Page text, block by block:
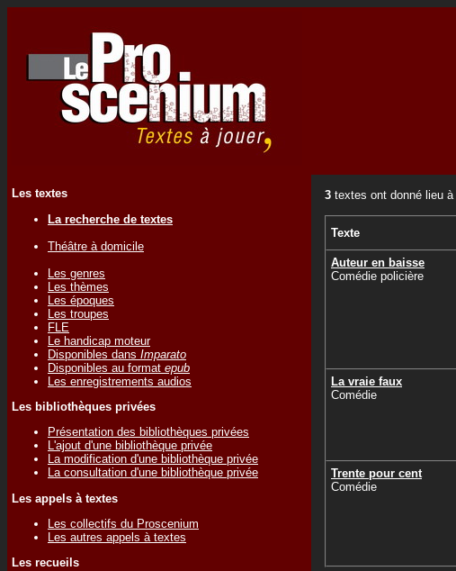
Les textes
La recherche de textes
Théâtre à domicile
Les genres
Les thèmes
Les époques
Les troupes
FLE
Le handicap moteur
Disponibles dans Imparato
Disponibles au format epub
Les enregistrements audios
Les bibliothèques privées
Présentation des bibliothèques privées
L'ajout d'une bibliothèque privée
La modification d'une bibliothèque privée
La consultation d'une bibliothèque privée
Les appels à textes
Les collectifs du Proscenium
Les autres appels à textes
Les recueils
3 textes ont donné lieu à
Texte
Auteur en baisse
Comédie policière
La vraie faux
Comédie
Trente pour cent
Comédie